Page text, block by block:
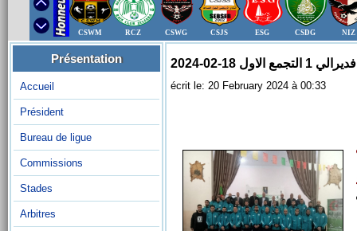
CSWM RCZ CSWG CSJS ESG CSDG NIZ
Présentation
Accueil
Président
Bureau de ligue
Commissions
Stades
Arbitres
18-02-2024
écrit le: 20 February 2024 à 00:33